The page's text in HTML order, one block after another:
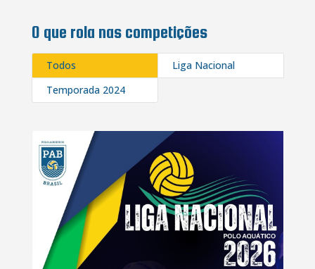
O que rola nas competições
Todos
Liga Nacional
Temporada 2024